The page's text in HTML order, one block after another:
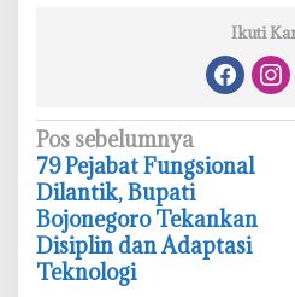
Ikuti
N
a
v
i
g
Pos sebelumnya
‎79 Pejabat Fungsional
Dilantik, Bupati
Bojonegoro Tekankan
Disiplin dan Adaptasi
Teknologi